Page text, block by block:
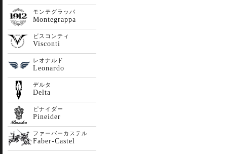
モンテグラッパ
Montegrappa
ビスコンティ
Visconti
レオナルド
Leonardo
デルタ
Delta
ピナイダー
Pineider
ファーバーカステル
Faber-Castel